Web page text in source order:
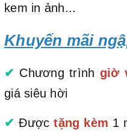
kem in ảnh...
Khuyến mãi
✔ Chương trình giờ
giá siêu hời
✔ Được tặng kèm 1